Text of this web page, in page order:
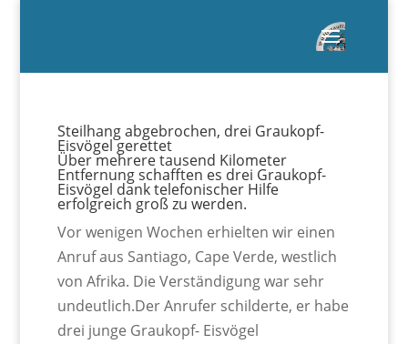
Steilhang abgebrochen, drei Graukopf-
Eisvögel gerettet
Über mehrere tausend Kilometer
Entfernung schafften es drei Graukopf-
Eisvögel dank telefonischer Hilfe
erfolgreich groß zu werden.
Vor wenigen Wochen erhielten wir einen
Anruf aus Santiago, Cape Verde, westlich
von Afrika. Die Verständigung war sehr
undeutlich.Der Anrufer schilderte, er habe
drei junge Graukopf- Eisvögel